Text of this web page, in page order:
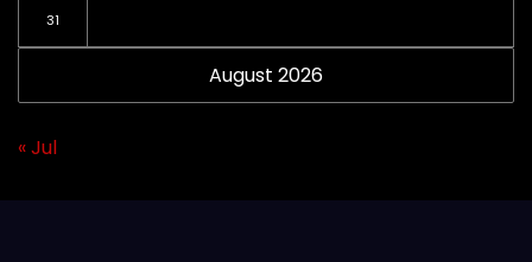
August 2026
31
« Jul